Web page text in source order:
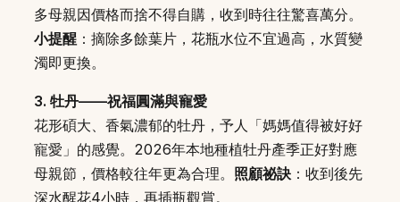
多母親因價格而捨不得自購，收到時往往驚喜萬分。
小提醒 ：摘除多餘葉片，花瓶水位不宜過高，水質變
濁即更換。
3. 牡丹——祝福圓滿與寵愛
花形碩大、香氣濃郁的牡丹，予人「媽媽值得被好好
寵愛」的感覺。2026年本地種植牡丹產季正好對應
母親節，價格較往年更為合理。 照顧祕訣 ：收到後先
深水醒花4小時，再插瓶觀賞。